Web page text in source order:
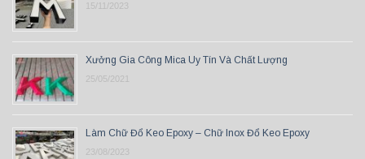
15/11/2023
Xưởng Gia Công Mica Uy Tín Và Chất Lượng
25/05/2021
Làm Chữ Đổ Keo Epoxy – Chữ Inox Đổ Keo Epoxy
23/08/2023